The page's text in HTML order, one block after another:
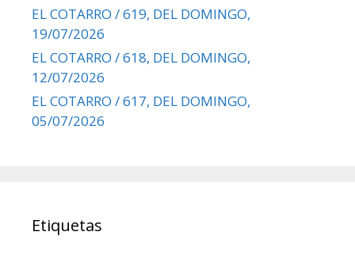
EL COTARRO / 619, DEL DOMINGO,
19/07/2026
EL COTARRO / 618, DEL DOMINGO,
12/07/2026
EL COTARRO / 617, DEL DOMINGO,
05/07/2026
Etiquetas